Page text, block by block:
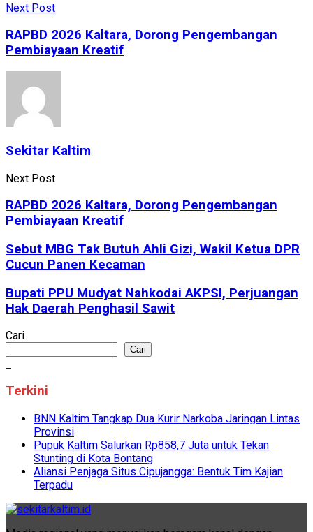
Next Post
RAPBD 2026 Kaltara, Dorong Pengembangan
Pembiayaan Kreatif
Sekitar Kaltim
Next Post
RAPBD 2026 Kaltara, Dorong Pengembangan
Pembiayaan Kreatif
Sebut MBG Tak Butuh Ahli Gizi, Wakil Ketua DPR
Cucun Panen Kecaman
Bupati PPU Mudyat Nahkodai AKPSI, Perjuangan
Hak Daerah Penghasil Sawit
Cari
Cari
Terkini
BNN Kaltim Tangkap Dua Kurir Narkoba Jaringan Lintas
Provinsi
Pupuk Kaltim Salurkan Rp858,7 Juta untuk Tekan
Stunting di Kota Bontang
Aliansi Penjaga Situs Cipujangga: Bentuk Tim Kajian
Terpadu